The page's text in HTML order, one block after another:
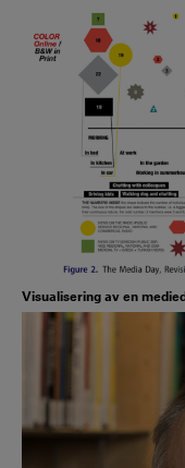
Visualisering av en